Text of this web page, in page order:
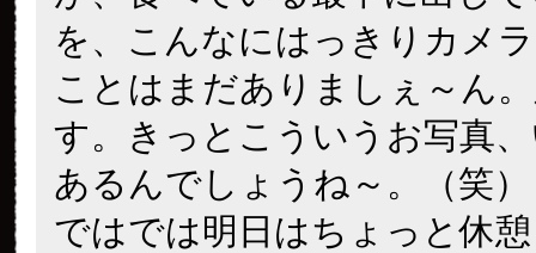
を、こんなにはっきりカメ
ことはまだありましぇ～ん
す。きっとこういうお写真
あるんでしょうね～。（笑）
ではでは明日はちょっと休